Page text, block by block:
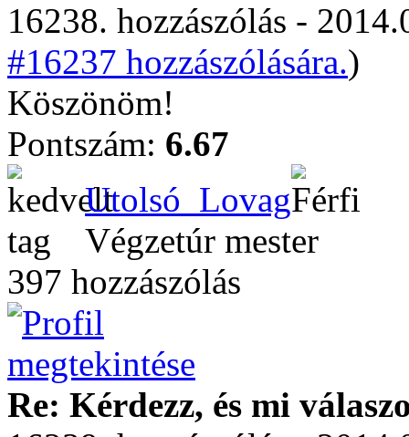
16238. hozzászólás -
#16237 hozzászólására.)
Köszönöm!
Pontszám: 6.67
Utolsó_Lovag
Végzetúr mester
397 hozzászólás
Re: Kérdezz, és mi